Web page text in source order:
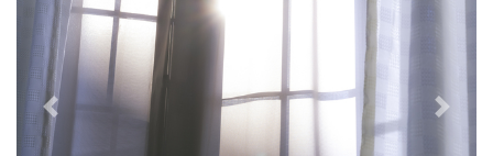
Previous Next